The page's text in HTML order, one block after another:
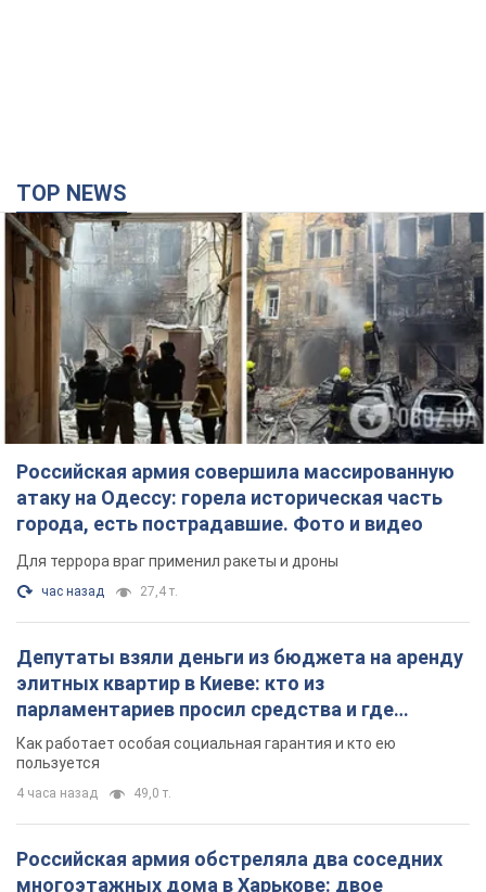
TOP NEWS
Российская армия совершила массированную
атаку на Одессу: горела историческая часть
города, есть пострадавшие. Фото и видео
Для террора враг применил ракеты и дроны
час назад 27,4 т.
Депутаты взяли деньги из бюджета на аренду
элитных квартир в Киеве: кто из
парламентариев просил средства и где
поселился
Как работает особая социальная гарантия и кто ею
пользуется
4 часа назад 49,0 т.
Российская армия обстреляла два соседних
многоэтажных дома в Харькове: двое